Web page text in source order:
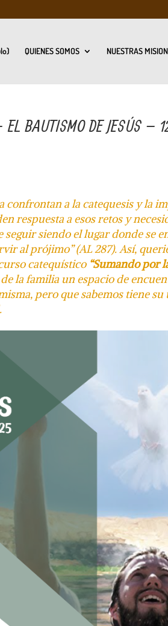
QUIENES SOMOS NUESTRAS
BAUTISMO DE JESÚS –
confrontan a la catequesis y la
respuesta a esos retos y
siendo el lugar donde se
al prójimo” (AL 287). Así,
catequístico “Sumando por
la familia un espacio de
, pero que sabemos tiene